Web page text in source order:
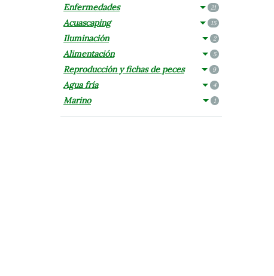
Enfermedades 21
Acuascaping 15
Iluminación 2
Alimentación 5
Reproducción y fichas de peces 9
Agua fría 4
Marino 1